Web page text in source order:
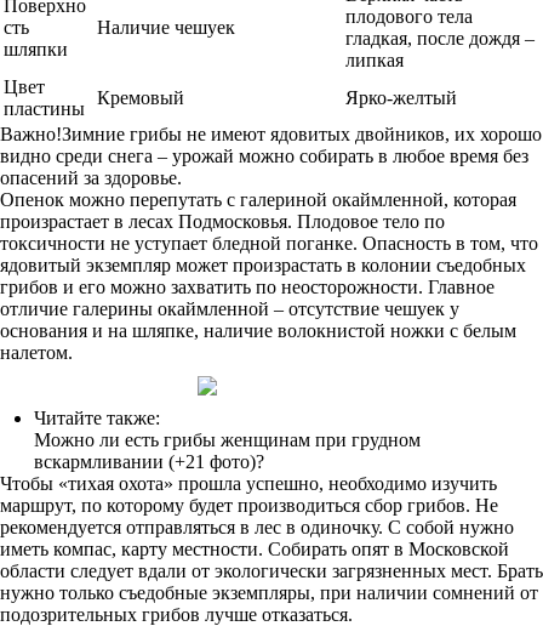
Поверхно
сть
шляпки
Наличие чешуек
плодового тела
гладкая, после дождя –
липкая
Цвет
пластины
Кремовый
Ярко-желтый
Важно!Зимние грибы не имеют ядовитых двойников, их хорошо
видно среди снега – урожай можно собирать в любое время без
опасений за здоровье.
Опенок можно перепутать с галериной окаймленной, которая
произрастает в лесах Подмосковья. Плодовое тело по
токсичности не уступает бледной поганке. Опасность в том, что
ядовитый экземпляр может произрастать в колонии съедобных
грибов и его можно захватить по неосторожности. Главное
отличие галерины окаймленной – отсутствие чешуек у
основания и на шляпке, наличие волокнистой ножки с белым
налетом.
Читайте также:
Можно ли есть грибы женщинам при грудном
вскармливании (+21 фото)?
Чтобы «тихая охота» прошла успешно, необходимо изучить
маршрут, по которому будет производиться сбор грибов. Не
рекомендуется отправляться в лес в одиночку. С собой нужно
иметь компас, карту местности. Собирать опят в Московской
области следует вдали от экологически загрязненных мест. Брать
нужно только съедобные экземпляры, при наличии сомнений от
подозрительных грибов лучше отказаться.